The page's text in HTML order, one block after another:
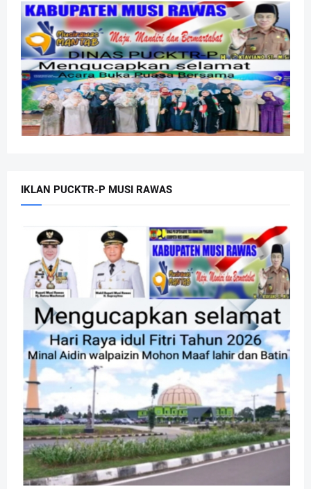
IKLAN PUCKTR-P MUSI RAWAS